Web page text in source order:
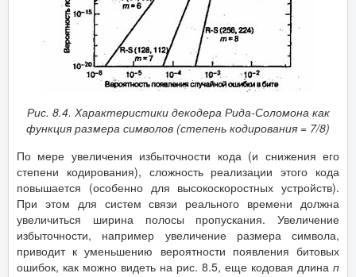
Рис. 8.4. Характеристики декодера Рида-Соломона как
функция размера символов (степень кодирования = 7/8)
По мере увеличения избыточности кода (и снижения его
степени кодирования), сложность реализации этого кода
повышается (особенно для высокоскоростных устройств).
При этом для систем связи реального времени должна
увеличиться ширина полосы пропускания. Увеличение
избыточности, например увеличение размера символа,
приводит к уменьшению вероятности появления битовых
ошибок, как можно видеть на рис. 8.5, еще кодовая длина п